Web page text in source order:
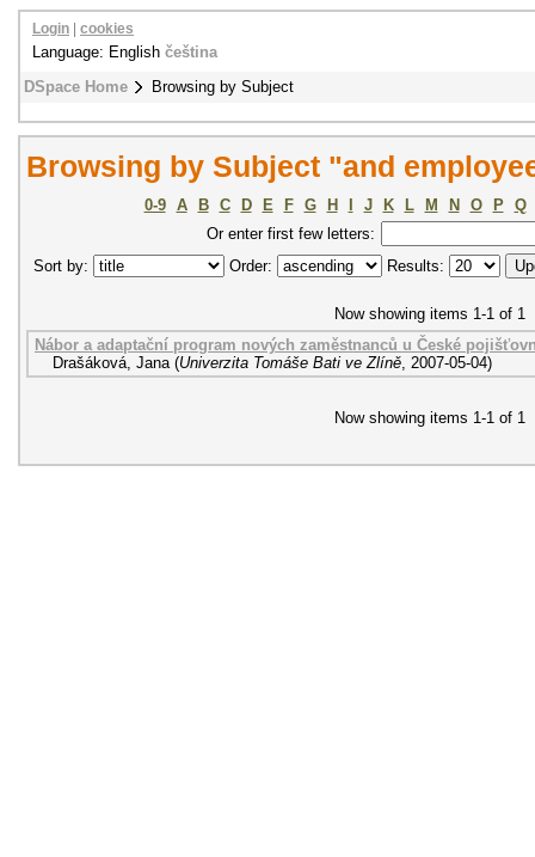
DSpace Home Browsing by Subject
Login cookies
Language: English čeština
Browsing by Subject "and
0-9 A B C D E F G H J K L M N O P
Q
Or enter first few letters:
Sort by:
Order: Results:
Now showing items 1-1 of 1
Nábor a adaptační program nových zaměstnanců u České
Drašáková, Jana (Univerzita Tomáše Bati ve Zlíně, 2007-05-04)
Now showing items 1-1 of 1